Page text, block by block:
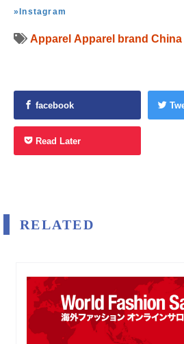
»Instagram
Apparel Apparel brand China
facebook
Read Later
RELATED